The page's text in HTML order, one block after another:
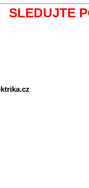
SLEDUJTE